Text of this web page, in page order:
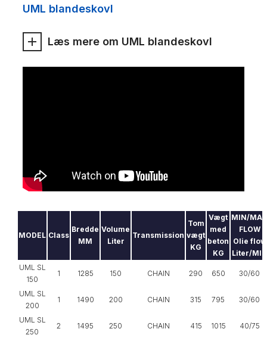
UML blandeskovl
Læs mere om UML blandeskovl
MODEL Class
Bredde
MM
Volume
Liter
Transmission
Tom
vægt
KG
Vægt
med
beton
KG
MIN/MAX
FLOW
Olie flow
Liter/MIN
UML SL
150
1 1285 150 CHAIN 290 650 30/60
UML SL
200
1 1490 200 CHAIN 315 795 30/60
UML SL
250
2 1495 250 CHAIN 415 1015 40/75